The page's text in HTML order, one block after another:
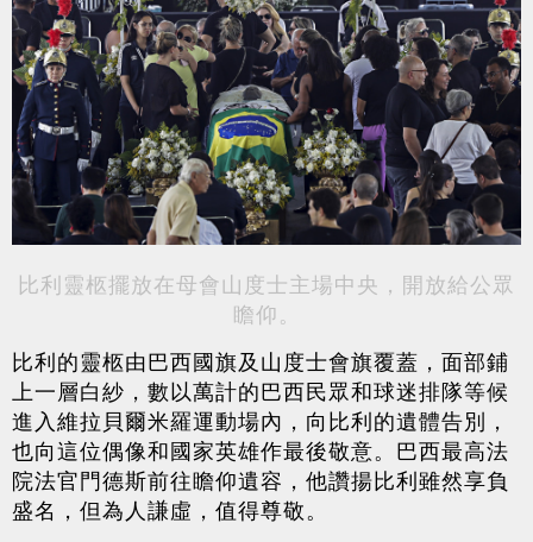
比利靈柩擺放在母會山度士主場中央，開放給公眾
瞻仰。
比利的靈柩由巴西國旗及山度士會旗覆蓋，面部鋪
上一層白紗，數以萬計的巴西民眾和球迷排隊等候
進入維拉貝爾米羅運動場內，向比利的遺體告別，
也向這位偶像和國家英雄作最後敬意。巴西最高法
院法官門德斯前往瞻仰遺容，他讚揚比利雖然享負
盛名，但為人謙虛，值得尊敬。